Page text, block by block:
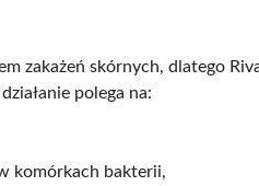
zakażeń skórnych, dlatego
polega na:
komórkach bakterii,